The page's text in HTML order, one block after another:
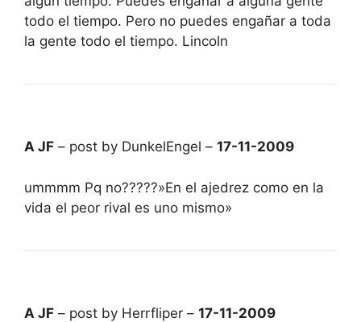
todo el tiempo. Pero no puedes engañar a toda
la gente todo el tiempo. Lincoln
A JF – post by DunkelEngel – 17-11-2009
ummmm Pq no?????»En el ajedrez como en la
vida el peor rival es uno mismo»
A JF – post by Herrfliper – 17-11-2009